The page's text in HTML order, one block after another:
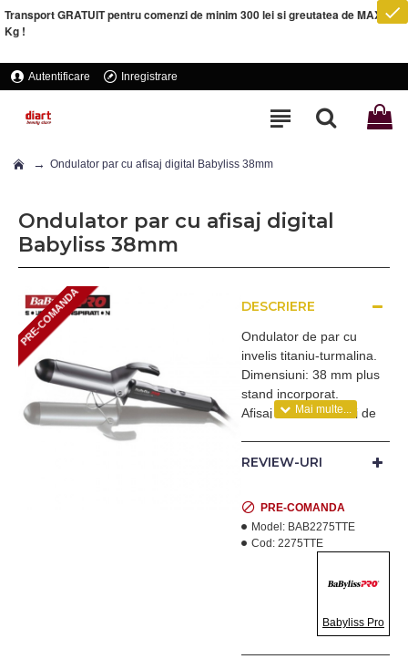
Transport GRATUIT pentru comenzi de minim 300 lei si greutatea de MAXIM 5
Kg !
Autentificare Inregistrare
Ondulator par cu afisaj digital Babyliss 38mm
Ondulator par cu afisaj digital
Babyliss 38mm
PRE-COMANDA
PRE-COMANDA DESCRIERE
Ondulator de par cu
invelis titaniu-turmalina.
Dimensiuni: 38 mm plus
stand incorporat.
Afisaj digital si reglaj de
Atinge aceste
W.
Cablu rotativ de 2,7 m.
REVIEW-URI
PRE-COMANDA
Model: BAB2275TTE
Cod: 2275TTE
Babyliss Pro